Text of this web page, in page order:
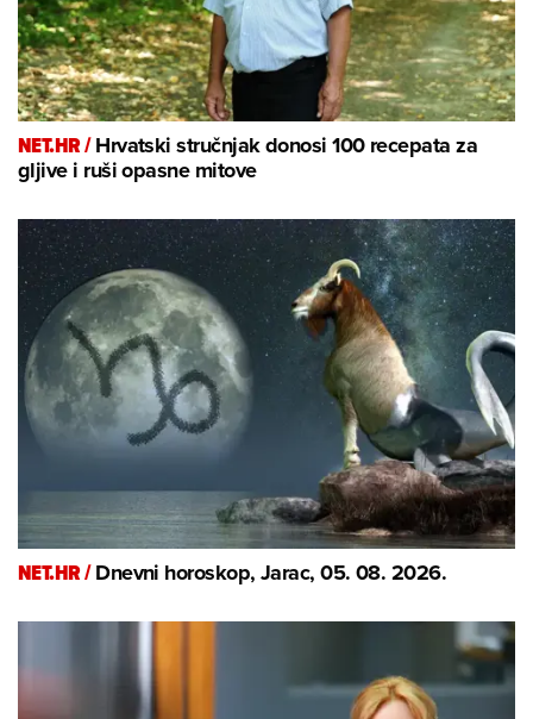
NET.HR /Hrvatski stručnjak donosi 100 recepata za
gljive i ruši opasne mitove
NET.HR /Dnevni horoskop, Jarac, 05. 08. 2026.